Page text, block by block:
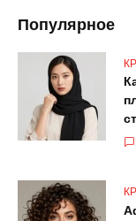
Популярное